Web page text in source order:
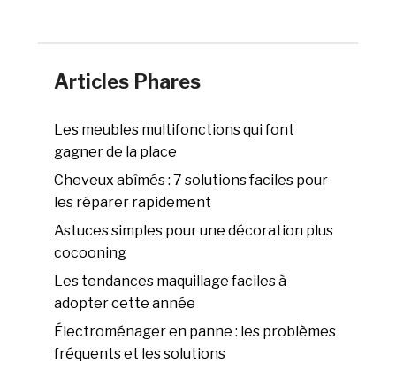
Articles Phares
Les meubles multifonctions qui font
gagner de la place
Cheveux abîmés : 7 solutions faciles pour
les réparer rapidement
Astuces simples pour une décoration plus
cocooning
Les tendances maquillage faciles à
adopter cette année
Électroménager en panne : les problèmes
fréquents et les solutions